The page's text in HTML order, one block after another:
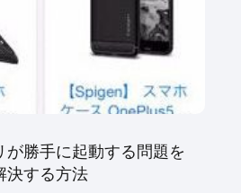
が勝手に起動する問題を
決する方法